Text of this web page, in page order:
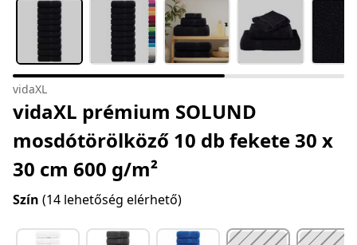
vidaXL
vidaXL prémium SOLUND
mosdótörölköző 10 db fekete 30 x
30 cm 600 g/m²
Szín (14 lehetőség elérhető)